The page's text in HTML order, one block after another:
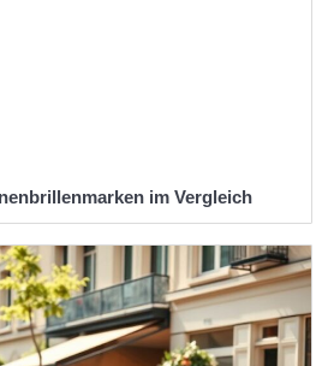
im Vergleich